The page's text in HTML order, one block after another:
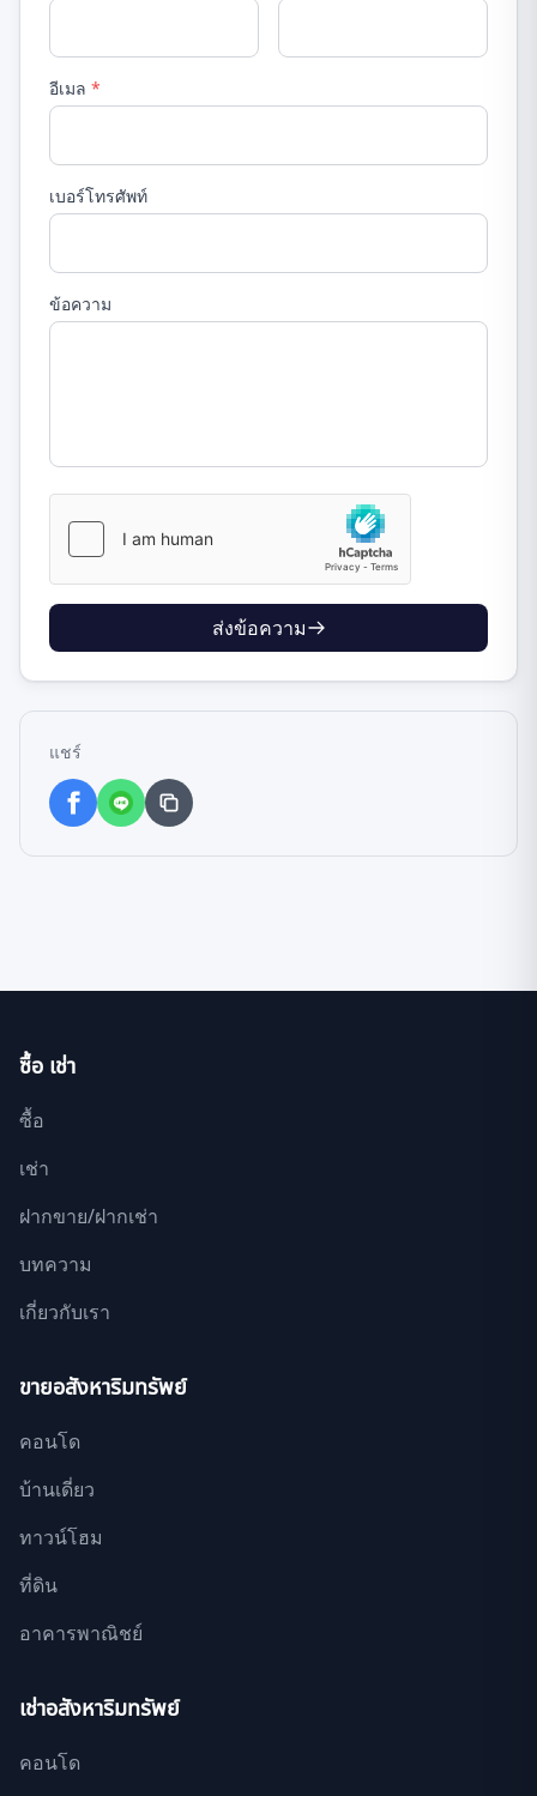
อีเมล *
เบอร์โทรศัพท์
ข้อความ
ส่งข้อความ
แชร์
ซื้อ เช่า
ซื้อ
เช่า
ฝากขาย/ฝากเช่า
บทความ
เกี่ยวกับเรา
ขายอสังหาริมทรัพย์
คอนโด
บ้านเดี่ยว
ทาวน์โฮม
ที่ดิน
อาคารพาณิชย์
เช่าอสังหาริมทรัพย์
คอนโด